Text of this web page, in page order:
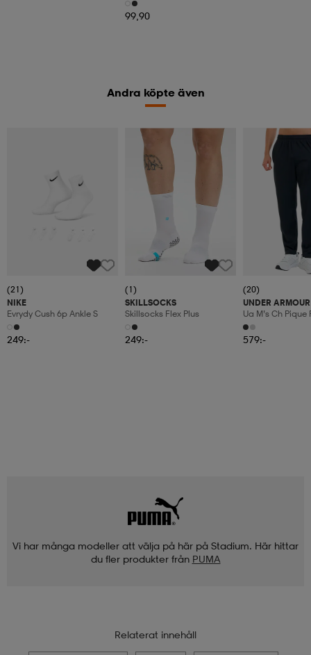
99,90
Andra köpte även
(21)
NIKE
Evrydy Cush 6p Ankle S
249:-
(1)
SKILLSOCKS
Skillsocks Flex Plus
249:-
(20)
UNDER ARMOUR
Ua M’s Ch Pique
579:-
Vi har många modeller att välja på här på Stadium. Här hittar
du fler produkter från PUMA
Relaterat innehåll